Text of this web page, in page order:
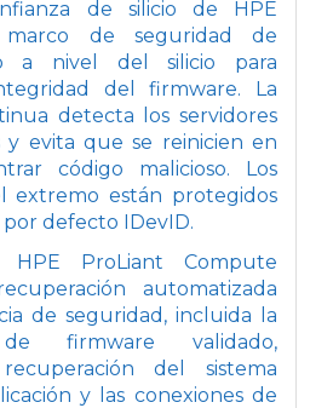
de silicio de HPE
de seguridad de
a nivel del silicio para
del firmware. La
detecta los servidores
y evita que se reinicien en
código malicioso. Los
extremo están protegidos
defecto IDevID.
HPE ProLiant Compute
automatizada
de seguridad, incluida la
de firmware validado,
del sistema
y las conexiones de